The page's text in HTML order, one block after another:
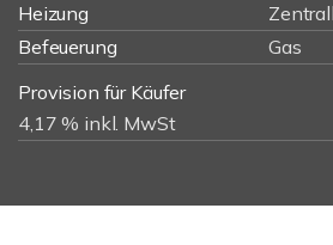
Heizung
Befeuerung
Gas
Provision für Käufer
4,17 % inkl. MwSt